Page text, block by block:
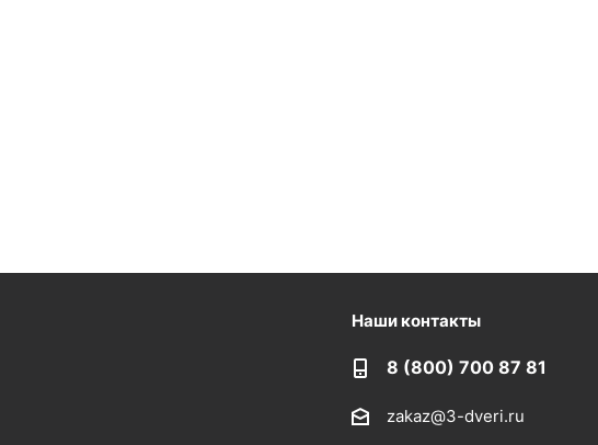
Наши контакты
8 (800) 700 87 81
zakaz@3-dveri.ru